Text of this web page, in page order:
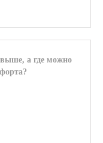
выше, а где можно